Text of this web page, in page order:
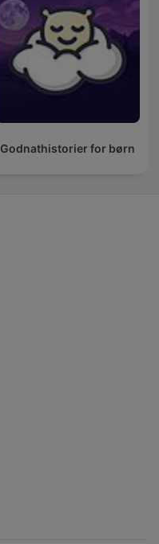
Godnathistorier for børn